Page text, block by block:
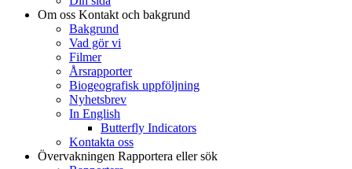
Om oss Kontakt och bakgrund
Bakgrund
Vad gör vi
Filmer
Årsrapporter
Biogeografisk uppföljning
Nyhetsbrev
In English
Butterfly Indicators
Kontakta oss
Övervakningen Rapportera eller sök